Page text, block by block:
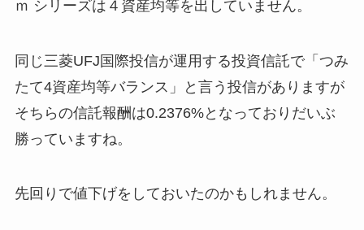
ｍ シリーズは４資産均等を出していません。
同じ三菱UFJ国際投信が運用する投資信託で「つみ
たて4資産均等バランス」と言う投信がありますが
そちらの信託報酬は0.2376%となっておりだいぶ
勝っていますね。
先回りで値下げをしておいたのかもしれません。